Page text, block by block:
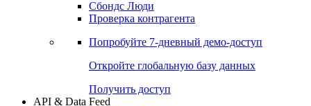
Облигационный калькулятор
Сохраненные запросы
Чат
Проверка контрагента
Попробуйте7-дневный